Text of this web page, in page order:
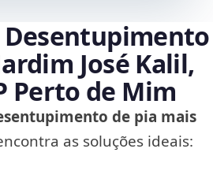
Desentupimento
José Kalil,
Perto de Mim
de pia mais
as soluções ideais: